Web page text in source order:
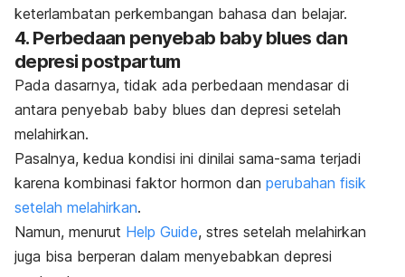
keterlambatan perkembangan bahasa dan belajar.
4. Perbedaan penyebab baby blues dan
depresi postpartum
Pada dasarnya, tidak ada perbedaan mendasar di
antara penyebab baby blues dan depresi setelah
melahirkan.
Pasalnya, kedua kondisi ini dinilai sama-sama terjadi
karena kombinasi faktor hormon dan perubahan fisik
setelah melahirkan.
Namun, menurut Help Guide, stres setelah melahirkan
juga bisa berperan dalam menyebabkan depresi